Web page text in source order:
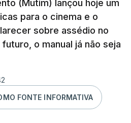
(Mutim) lançou hoje um
para o cinema e o
sobre assédio no
o manual já não seja
FONTE INFORMATIVA